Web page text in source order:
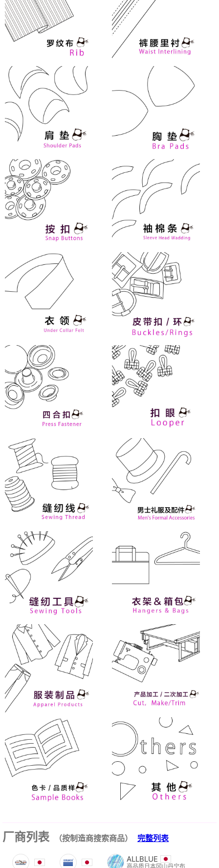
厂商列表 （按制造商搜索商品） 完整列表
ALLBLUE
高品质日本冈山丹宁布